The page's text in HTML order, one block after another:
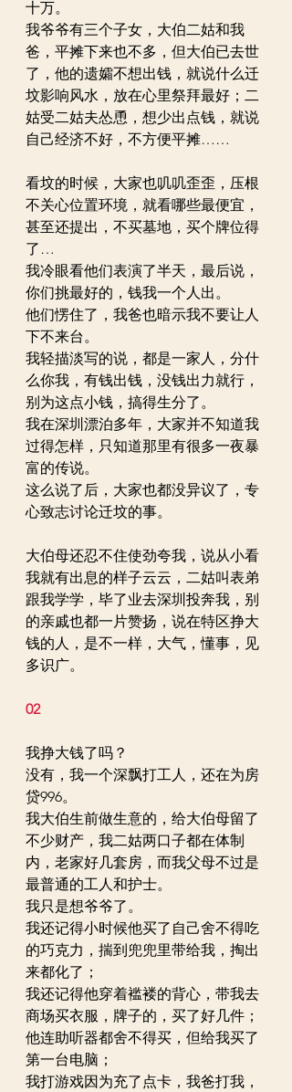
十万。
我爷爷有三个子女，大伯二姑和我
爸，平摊下来也不多，但大伯已去世
了，他的遗孀不想出钱，就说什么迁
坟影响风水，放在心里祭拜最好；二
姑受二姑夫怂恿，想少出点钱，就说
自己经济不好，不方便平摊……
看坟的时候，大家也叽叽歪歪，压根
不关心位置环境，就看哪些最便宜，
甚至还提出，不买墓地，买个牌位得
了…
我冷眼看他们表演了半天，最后说，
你们挑最好的，钱我一个人出。
他们愣住了，我爸也暗示我不要让人
下不来台。
我轻描淡写的说，都是一家人，分什
么你我，有钱出钱，没钱出力就行，
别为这点小钱，搞得生分了。
我在深圳漂泊多年，大家并不知道我
过得怎样，只知道那里有很多一夜暴
富的传说。
这么说了后，大家也都没异议了，专
心致志讨论迁坟的事。
大伯母还忍不住使劲夸我，说从小看
我就有出息的样子云云，二姑叫表弟
跟我学学，毕了业去深圳投奔我，别
的亲戚也都一片赞扬，说在特区挣大
钱的人，是不一样，大气，懂事，见
多识广。
02
我挣大钱了吗？
没有，我一个深飘打工人，还在为房
贷996。
我大伯生前做生意的，给大伯母留了
不少财产，我二姑两口子都在体制
内，老家好几套房，而我父母不过是
最普通的工人和护士。
我只是想爷爷了。
我还记得小时候他买了自己舍不得吃
的巧克力，揣到兜兜里带给我，掏出
来都化了；
我还记得他穿着褴褛的背心，带我去
商场买衣服，牌子的，买了好几件；
他连助听器都舍不得买，但给我买了
第一台电脑；
我打游戏因为充了点卡，我爸打我，